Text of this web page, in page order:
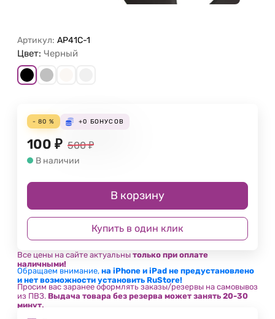
Артикул: AP41C-1
Цвет: Черный
- 80 % +0 БОНУСОВ
100 ₽ 500 ₽
В наличии
В корзину
Купить в один клик
Все цены на сайте актуальны только при оплате
наличными!
Обращаем внимание, на iPhone и iPad не предустановлено
и нет возможности установить RuStore!
Просим вас заранее оформлять заказы/резервы на самовывоз
из ПВЗ. Выдача товара без резерва может занять 20-30
минут.